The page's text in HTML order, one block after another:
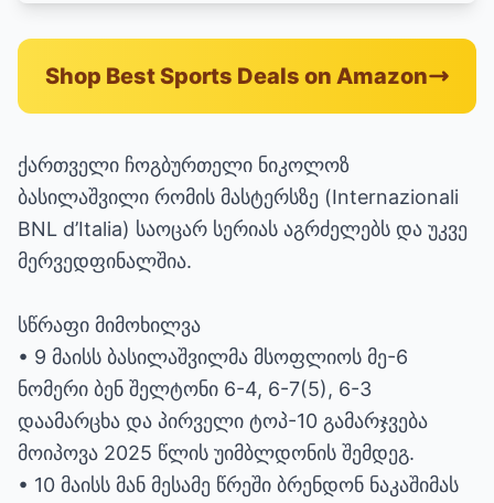
Shop Best Sports Deals on Amazon
ქართველი ჩოგბურთელი ნიკოლოზ
ბასილაშვილი რომის მასტერსზე (Internazionali
BNL d’Italia) საოცარ სერიას აგრძელებს და უკვე
მერვედფინალშია.
სწრაფი მიმოხილვა
• 9 მაისს ბასილაშვილმა მსოფლიოს მე-6
ნომერი ბენ შელტონი 6-4, 6-7(5), 6-3
დაამარცხა და პირველი ტოპ-10 გამარჯვება
მოიპოვა 2025 წლის უიმბლდონის შემდეგ.
• 10 მაისს მან მესამე წრეში ბრენდონ ნაკაშიმას